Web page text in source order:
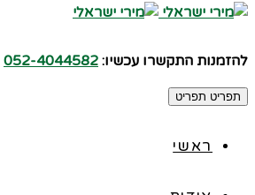
להזמנות התקשרו עכשיו: 052-4044582
תפריט תפריט
ראשי